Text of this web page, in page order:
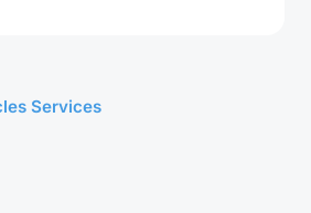
Services